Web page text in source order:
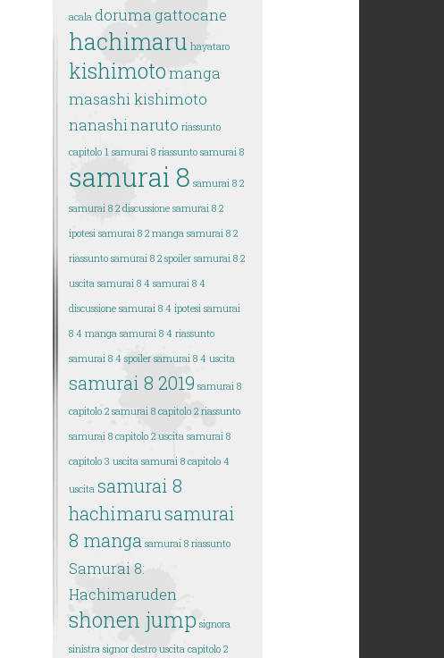
acala doruma gattocane
hachimaru hayataro
kishimoto manga
masashi kishimoto
nanashi naruto riassunto
capitolo 1 samurai 8 riassunto samurai 8
samurai 8 samurai 8 2
samurai 8 2 discussione samurai 8 2
ipotesi samurai 8 2 manga samurai 8 2
riassunto samurai 8 2 spoiler samurai 8 2
uscita samurai 8 4 samurai 8 4
discussione samurai 8 4 ipotesi samurai
8 4 manga samurai 8 4 riassunto
samurai 8 4 spoiler samurai 8 4 uscita
samurai 8 2019 samurai 8
capitolo 2 samurai 8 capitolo 2 riassunto
samurai 8 capitolo 2 uscita samurai 8
capitolo 3 uscita samurai 8 capitolo 4
uscita samurai 8
hachimarusamurai
8 manga samurai 8 riassunto
Samurai 8:
Hachimaruden
shonen jump signora
sinistra signor destro uscita capitolo 2